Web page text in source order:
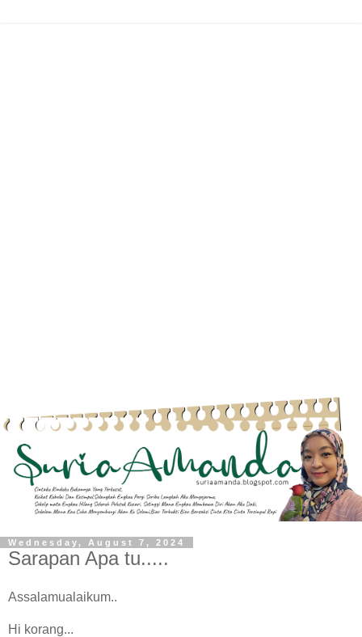
Wednesday, August 7, 2024
Sarapan Apa tu.....
Assalamualaikum..
Hi korang...